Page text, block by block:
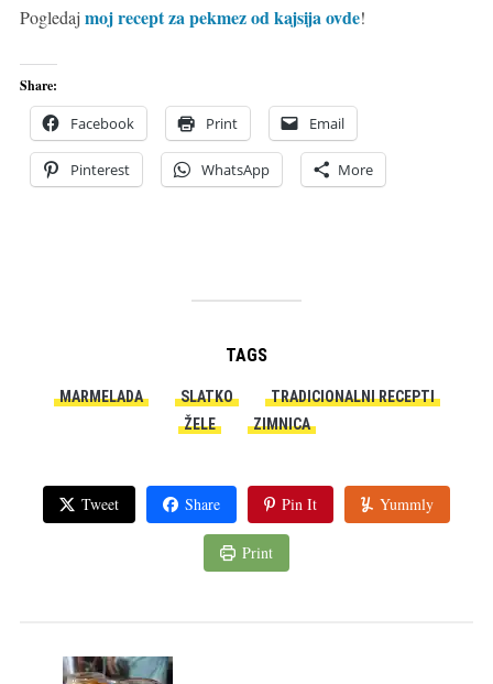
Pogledaj moj recept za pekmez od kajsija ovde!
Share:
Facebook Print Email
Pinterest WhatsApp More
TAGS
MARMELADA SLATKO
TRADICIONALNI RECEPTI
ŽELE
ZIMNICA
Tweet Share Pin It Yummly
Print